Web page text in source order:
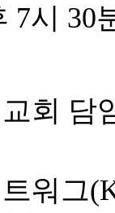
7시 30
회 담
워그